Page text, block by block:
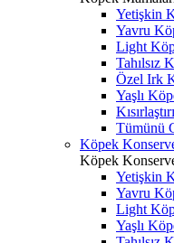
Yetişkin
Yavru
Light
Tahılsız
Özel Irk
Yaşlı
Tümünü
Köpek
Köpek
Yetişkin
Yavru
Light
Yaşlı